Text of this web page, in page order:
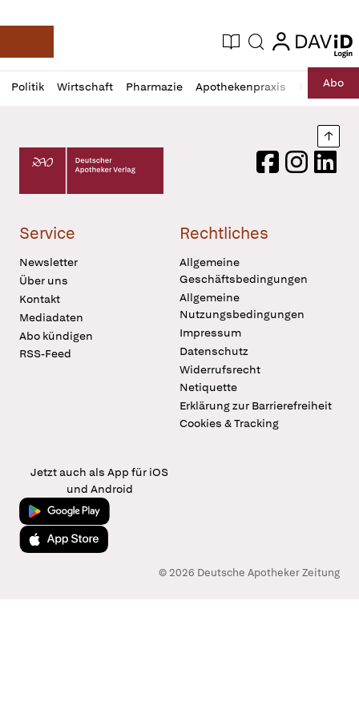
Deutsche Apotheker Zeitung
Aktuelle Ausgabe
Suche login
login
Politik Wirtschaft Pharmazie Apothekenpraxis RechtAbo
Profil
öffnen
Daz
Pur
Deutscher Apotheker Verlag Logo
FacebookInstagram
Service
Newsletter
Über uns
Kontakt
Mediadaten
Abo kündigen
RSS-Feed
Rechtliches
Allgemeine
Geschäftsbedingungen
Allgemeine
Nutzungsbedingungen
Impressum
Datenschutz
Widerrufsrecht
Netiquette
Erklärung zur Barrierefreiheit
Cookies & Tracking
Jetzt auch als App für iOS
und Android
Jetzt bei Google Play
Laden im App Store
© 2026 Deutsche Apotheker Zeitung